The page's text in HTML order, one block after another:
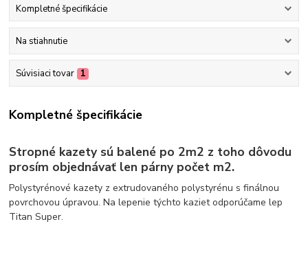
Kompletné špecifikácie
Na stiahnutie
Súvisiaci tovar 1
Kompletné špecifikácie
Stropné kazety sú balené po 2m2 z toho dôvodu
prosím objednávať len párny počet m2.
Polystyrénové kazety z extrudovaného polystyrénu s finálnou
povrchovou úpravou. Na lepenie týchto kaziet odporúčame lep
Titan Super.